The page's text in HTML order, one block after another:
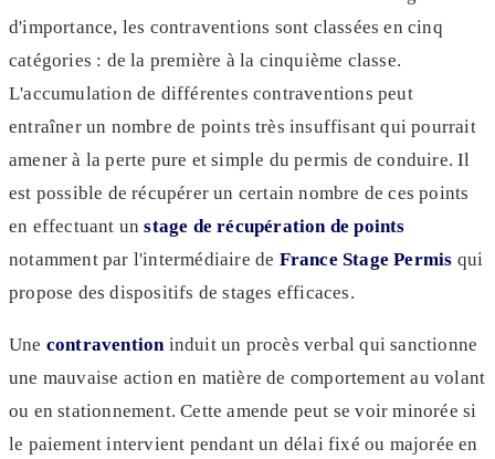
d'importance, les contraventions sont classées en cinq
catégories : de la première à la cinquième classe.
L'accumulation de différentes contraventions peut
entraîner un nombre de points très insuffisant qui pourrait
amener à la perte pure et simple du permis de conduire. Il
est possible de récupérer un certain nombre de ces points
en effectuant unstage de récupération de points
notamment par l'intermédiaire de France Stage Permis qui
propose des dispositifs de stages efficaces.
Une contraventioninduit un procès verbal qui sanctionne
une mauvaise action en matière de comportement au volant
ou en stationnement. Cette amende peut se voir minorée si
le paiement intervient pendant un délai fixé ou majorée en